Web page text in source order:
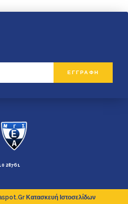
ΕΓΓΡΑΦΗ
28761
Κατασκευή Ιστοσελίδων